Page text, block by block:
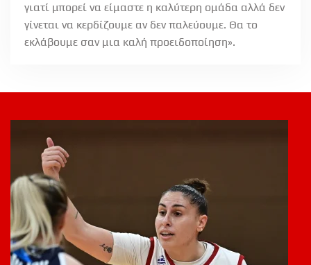
γιατί μπορεί να είμαστε η καλύτερη ομάδα αλλά δεν
γίνεται να κερδίζουμε αν δεν παλεύουμε. Θα το
εκλάβουμε σαν μια καλή προειδοποίηση».